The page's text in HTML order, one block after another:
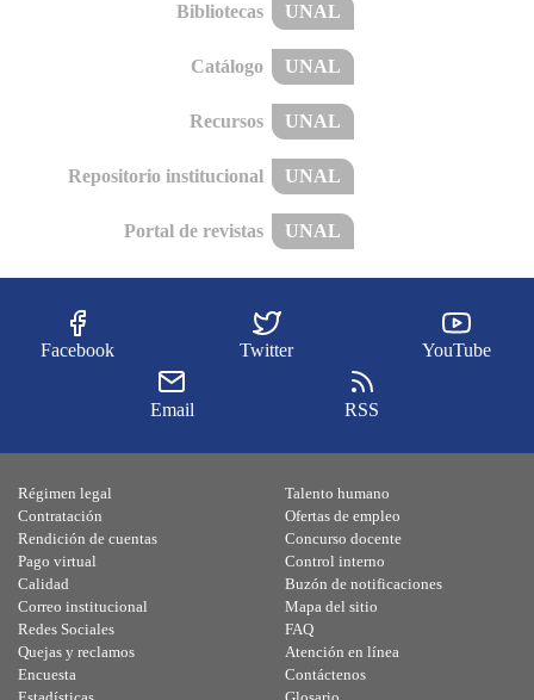
Bibliotecas UNAL
Catálogo UNAL
Recursos UNAL
Repositorio institucional UNAL
Portal de revistas UNAL
Facebook Twitter YouTube
Email RSS
Régimen legal
Contratación
Rendición de cuentas
Pago virtual
Calidad
Talento humano
Ofertas de empleo
Concurso docente
Control interno
Buzón de notificaciones
Correo institucional
Redes Sociales
Quejas y reclamos
Encuesta
Mapa del sitio
FAQ
Atención en línea
Contáctenos